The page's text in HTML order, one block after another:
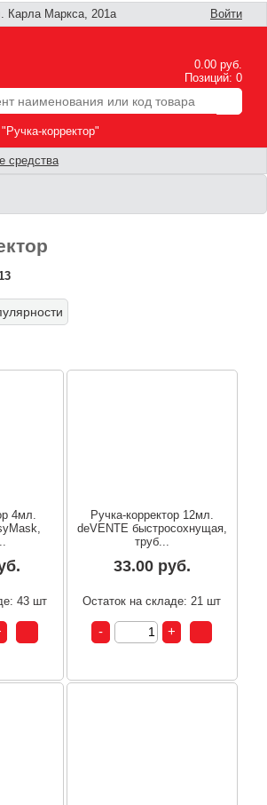
Карла Маркса, 201а Войти
0.00 руб.
Позиций: 0
корректор"
средства
4мл.
43 шт
Ручка-корректор 12мл.
deVENTE быстросохнущая,
труб...
33.00 руб.
Остаток на складе: 21 шт